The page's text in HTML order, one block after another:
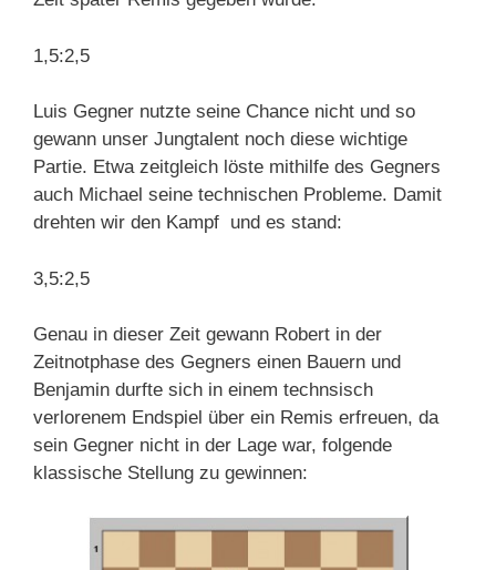
1,5:2,5
Luis Gegner nutzte seine Chance nicht und so
gewann unser Jungtalent noch diese wichtige
Partie. Etwa zeitgleich löste mithilfe des Gegners
auch Michael seine technischen Probleme. Damit
drehten wir den Kampf und es stand:
3,5:2,5
Genau in dieser Zeit gewann Robert in der
Zeitnotphase des Gegners einen Bauern und
Benjamin durfte sich in einem technsisch
verlorenem Endspiel über ein Remis erfreuen, da
sein Gegner nicht in der Lage war, folgende
klassische Stellung zu gewinnen: